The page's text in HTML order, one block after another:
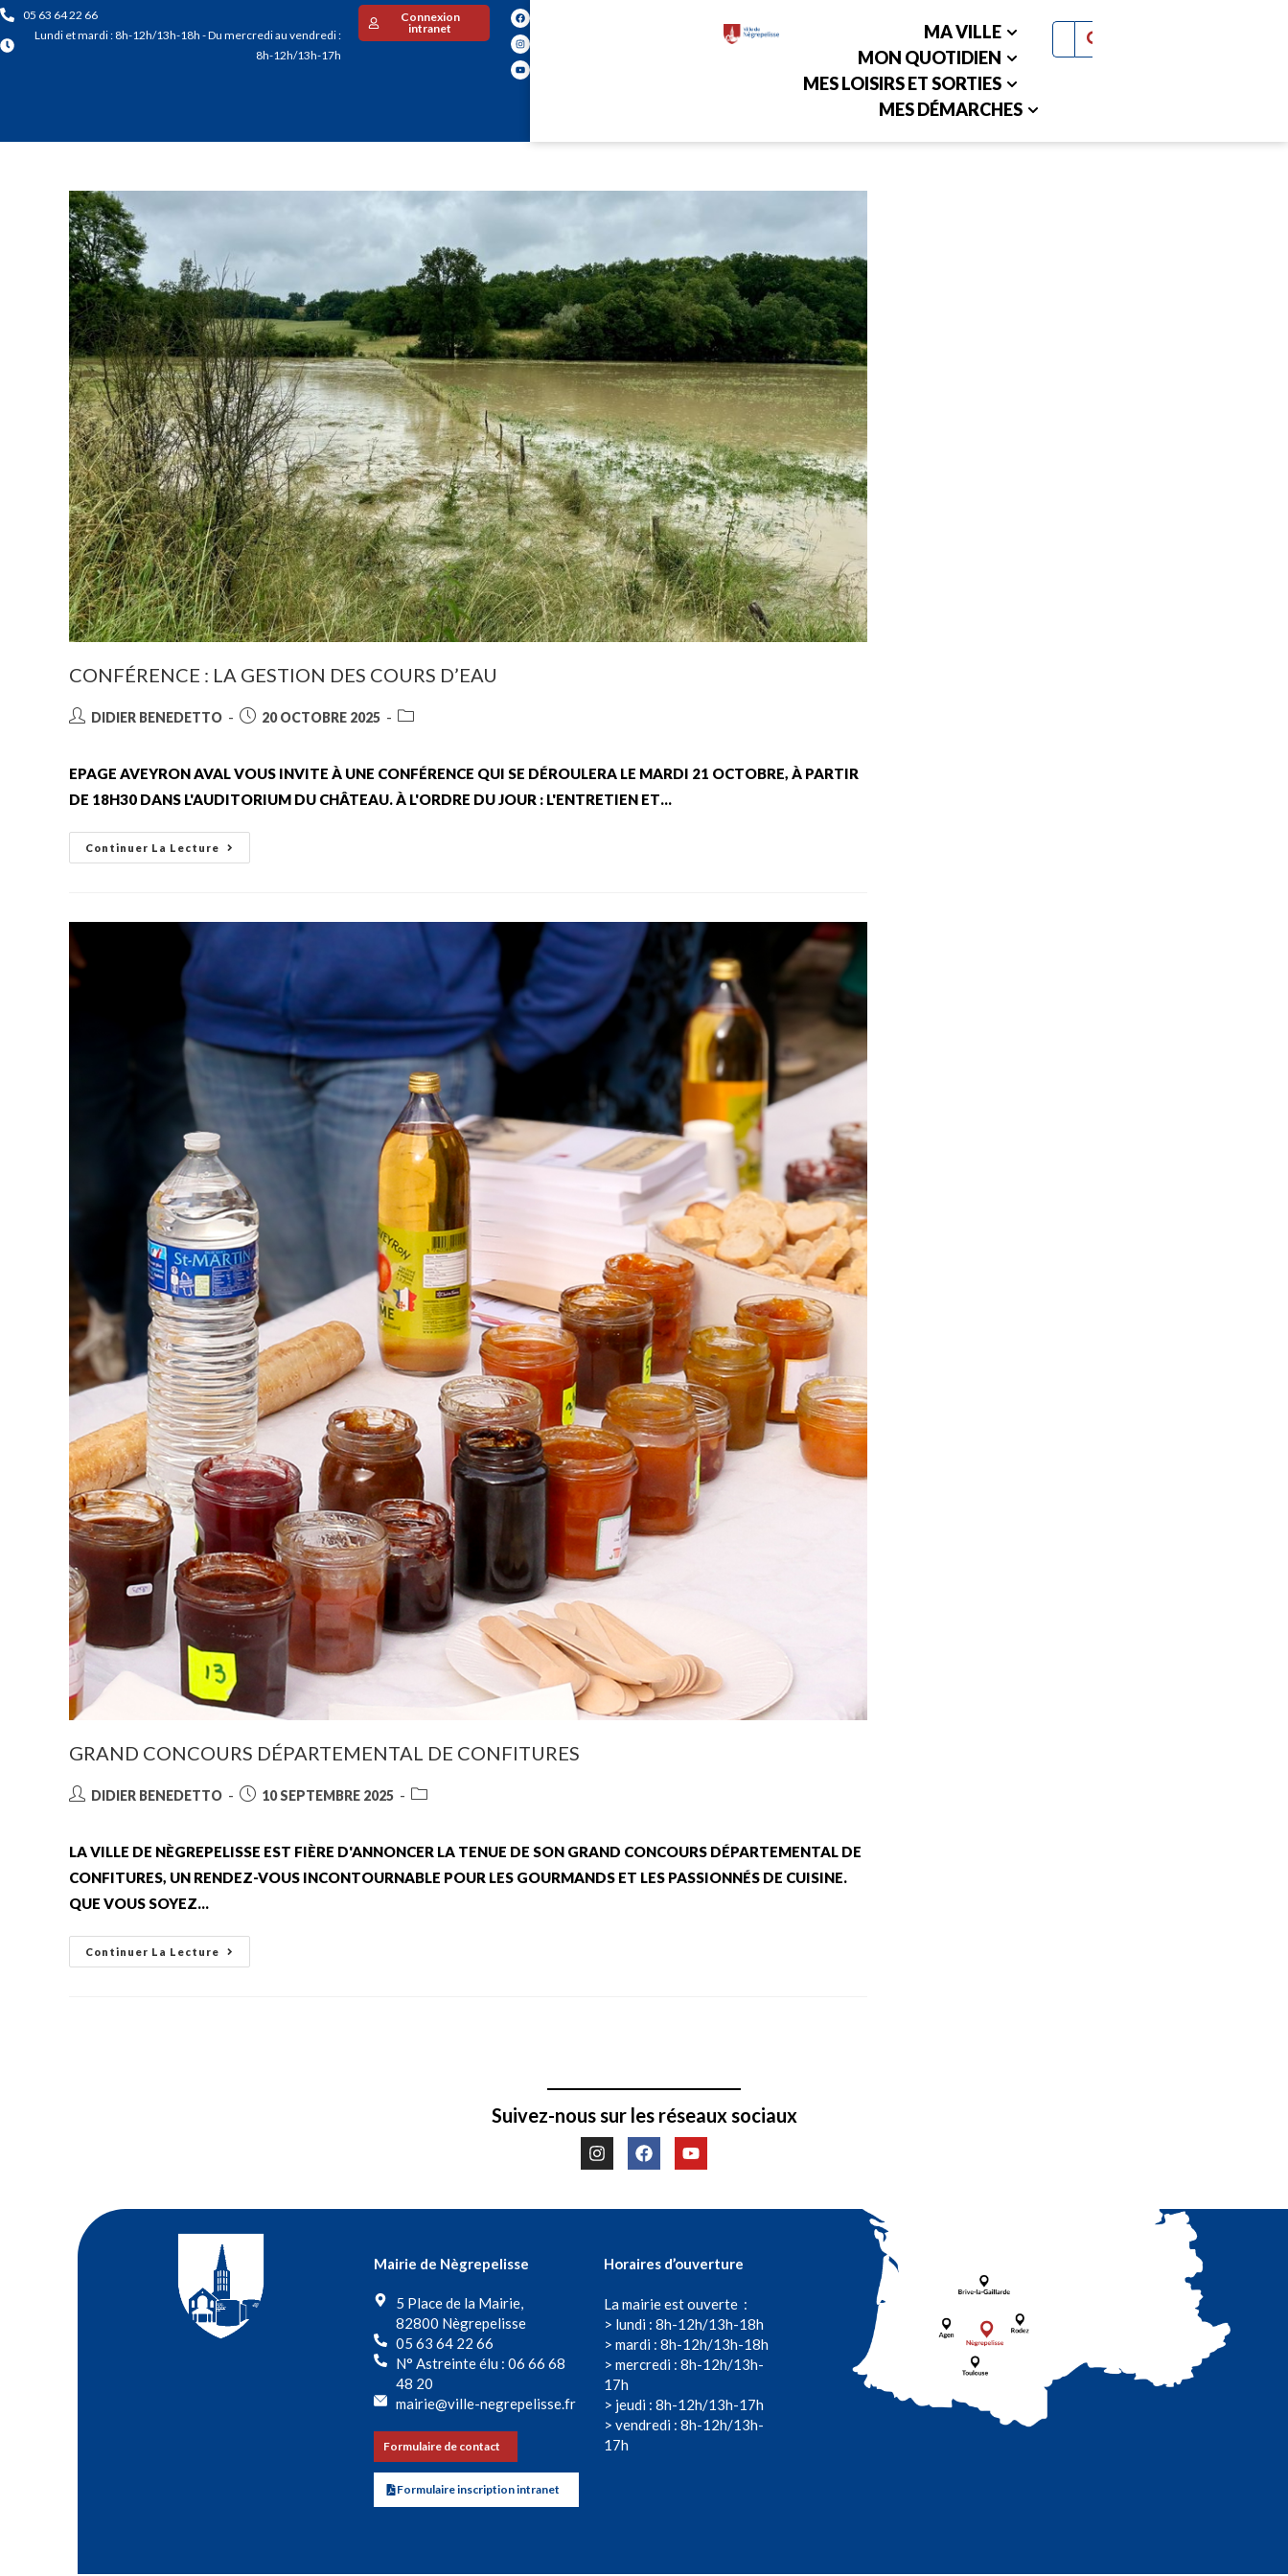
05 63 64 22 66
Lundi et mardi : 8h-12h/13h-18h - Du mercredi au vendredi :
8h-12h/13h-17h
Connexion
intranet
MA VILLE
MON QUOTIDIEN
MES LOISIRS ET SORTIES
MES DÉMARCHES
CONFÉRENCE : LA GESTION DES COURS D’EAU
DIDIER BENEDETTO 20 OCTOBRE 2025
EPAGE AVEYRON AVAL VOUS INVITE À UNE CONFÉRENCE QUI SE DÉROULERA LE MARDI 21 OCTOBRE, À PARTIR
DE 18H30 DANS L'AUDITORIUM DU CHÂTEAU. À L'ORDRE DU JOUR : L'ENTRETIEN ET…
Continuer La Lecture
GRAND CONCOURS DÉPARTEMENTAL DE CONFITURES
DIDIER BENEDETTO 10 SEPTEMBRE 2025
LA VILLE DE NÈGREPELISSE EST FIÈRE D'ANNONCER LA TENUE DE SON GRAND CONCOURS DÉPARTEMENTAL DE
CONFITURES, UN RENDEZ-VOUS INCONTOURNABLE POUR LES GOURMANDS ET LES PASSIONNÉS DE CUISINE.
QUE VOUS SOYEZ…
Continuer La Lecture
Suivez-nous sur les réseaux sociaux
Mairie de Nègrepelisse
5 Place de la Mairie,
82800 Nègrepelisse
05 63 64 22 66
N° Astreinte élu : 06 66 68
48 20
mairie@ville-negrepelisse.fr
Formulaire de contact
Formulaire inscription intranet
Horaires d’ouverture
La mairie est ouverte :
> lundi : 8h-12h/13h-18h
> mardi : 8h-12h/13h-18h
> mercredi : 8h-12h/13h-
17h
> jeudi : 8h-12h/13h-17h
> vendredi : 8h-12h/13h-
17h